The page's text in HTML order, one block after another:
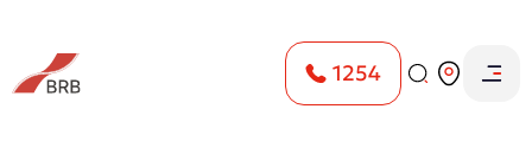
1254